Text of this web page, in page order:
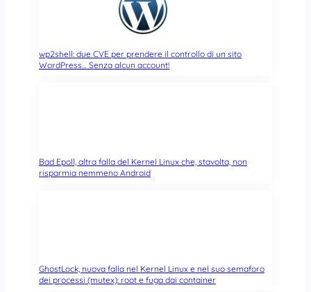
wp2shell: due CVE per prendere il controllo di un sito
WordPress… Senza alcun account!
Bad Epoll, altra falla del Kernel Linux che, stavolta, non
risparmia nemmeno Android
GhostLock, nuova falla nel Kernel Linux e nel suo semaforo
dei processi (mutex): root e fuga dai container